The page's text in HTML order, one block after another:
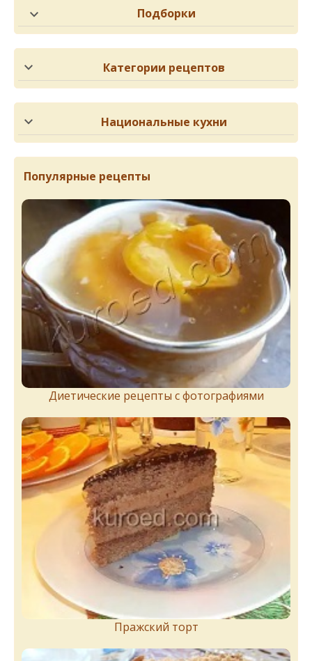
Подборки
Категории рецептов
Национальные кухни
Популярные рецепты
Диетические рецепты с фотографиями
Пражский торт